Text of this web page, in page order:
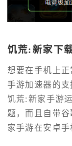
饥荒:新家下
想要在手机上
手游加速器的
饥荒:新家手游
题，而且自带
家手游在安卓手